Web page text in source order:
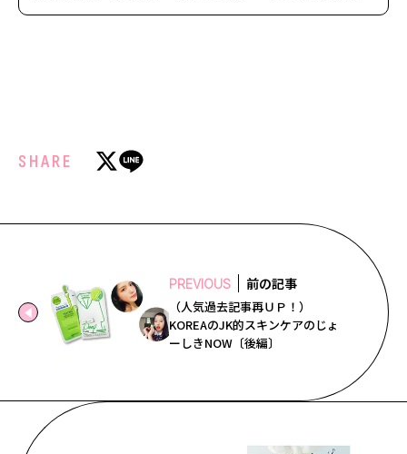
SHARE
PREVIOUS 前の記事
（人気過去記事再ＵＰ！）
KOREAのJK的スキンケアのじょ
ーしきNOW〔後編〕